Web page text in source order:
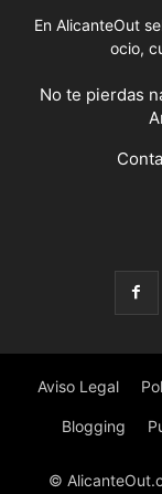
En AlicanteOut
ocio,
No te pierdas
Aviso Legal
Blogging
©